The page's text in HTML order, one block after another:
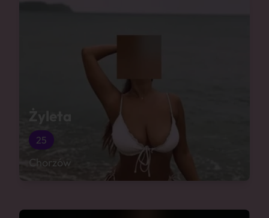
Żyleta
25
Chorzów